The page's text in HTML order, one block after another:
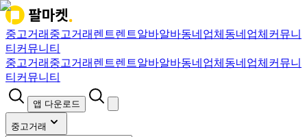
중고거래 중고거래 렌트렌트알바알바동네업체 동네업체 커뮤니
티 커뮤니티
중고거래 중고거래 렌트렌트알바알바동네업체 동네업체 커뮤니
티 커뮤니티
앱 다운로드
중고거래